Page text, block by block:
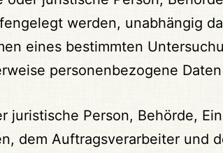
werden, unabhängig
eines bestimmten
personenbezogene
juristische Person, Behörde,
dem Auftragsverarbeiter und